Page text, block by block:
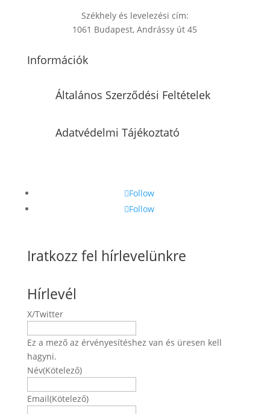
Székhely és levelezési cím:
1061 Budapest, Andrássy út 45
Információk
Általános Szerződési Feltételek
Adatvédelmi Tájékoztató
Follow
Follow
Iratkozz fel hírlevelünkre
Hírlevél
X/Twitter
Ez a mező az érvényesítéshez van és üresen kell
hagyni.
Név(Kötelező)
Email(Kötelező)